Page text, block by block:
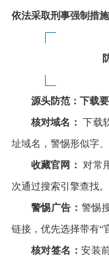
依法采取刑事强制措施
源头防范：下载
核对域名：下载
址域名，警惕形似字
收藏官网： 对常
次通过搜索引擎查找。
警惕广告： 警惕
链接，优先选择带有“
核对签名：安装